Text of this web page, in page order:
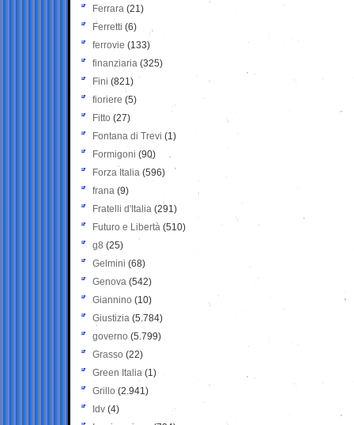
Ferrara (21)
Ferretti (6)
ferrovie (133)
finanziaria (325)
Fini (821)
fioriere (5)
Fitto (27)
Fontana di Trevi (1)
Formigoni (90)
Forza Italia (596)
frana (9)
Fratelli d'Italia (291)
Futuro e Libertà (510)
g8 (25)
Gelmini (68)
Genova (542)
Giannino (10)
Giustizia (5.784)
governo (5.799)
Grasso (22)
Green Italia (1)
Grillo (2.941)
Idv (4)